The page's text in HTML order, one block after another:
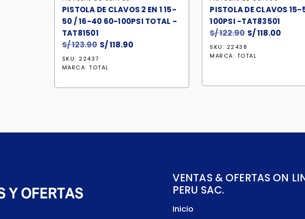
PISTOLA DE CLAVOS 2 EN 1 15-
50 / 16-40 60-100PSI TOTAL -
TAT81501
S/123.90 El
original
S/ 123.90.
S/118.90
S/ 118.90.
SKU: 22437
MARCA:TOTAL
PISTOLA DE CLAVOS
100PSI -TAT83501
S/122.90 El
original
S/118.00
SKU: 22438
MARCA: TOTAL
VENTAS & OFERTAS ON
PERU SAC.
Inicio